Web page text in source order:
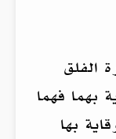
الفلق
بهما فهما
بها